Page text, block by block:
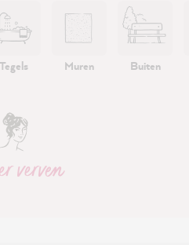
verven
Tegels Muren Buiten